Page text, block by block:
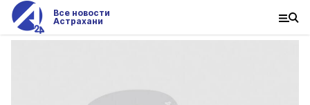
Все новости
Астрахани